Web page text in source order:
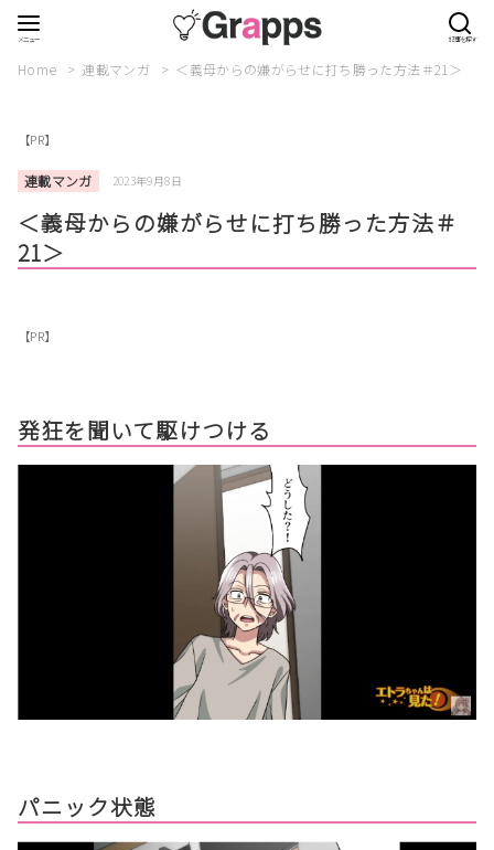
Home 連載マンガ ＜義母からの嫌がらせに打ち勝った方法＃21＞
【PR】
連載マンガ 2023年9月8日
＜義母からの嫌がらせに打ち勝った方法＃
21＞
【PR】
発狂を聞いて駆けつける
パニック状態